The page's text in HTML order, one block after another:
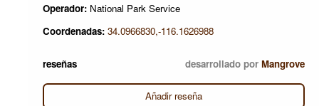
Operador: National Park Service
Coordenadas: 34.0966830,-116.1626988
reseñas desarrollado por Mangrove
Añadir reseña